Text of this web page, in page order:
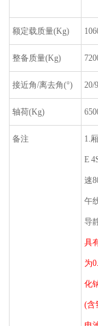
额定载质量(Kg)
整备质量(Kg)
接近角/离去角(°) 20/9
轴荷(Kg)
备注 1.
E
速
午
导
具
为
化
(含